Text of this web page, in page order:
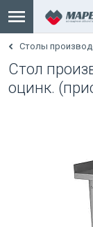
Столы
Стол
оцинк.